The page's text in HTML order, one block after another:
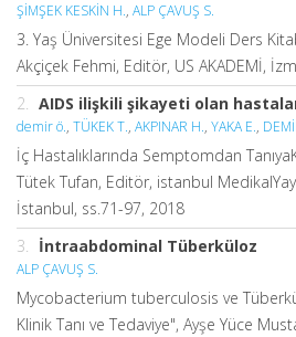
ŞİMŞEK KESKİN H., ALP ÇAVUŞ S.
3. Yaş Üniversitesi Ege Modeli Ders
Akçiçek Fehmi, Editör, US AKADEMİ,
2. AIDS ilişkili şikayeti olan
demir ö., TÜKEK T., AKPINAR H., YAKA E.,
İç Hastalıklarında Semptomdan
Tütek Tufan, Editör, istanbul
İstanbul, ss.71-97, 2018
3. İntraabdominal Tüberküloz
ALP ÇAVUŞ S.
Mycobacterium tuberculosis ve
Klinik Tanı ve Tedaviye", Ayşe Yüce